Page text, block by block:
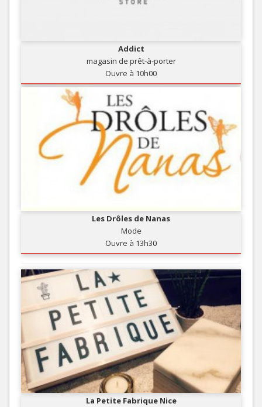
Addict
magasin de prêt-à-porter
Ouvre à 10h00
Les Drôles de Nanas
Mode
Ouvre à 13h30
La Petite Fabrique Nice